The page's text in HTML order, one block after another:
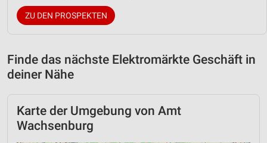
ZU DEN PROSPEKTEN
Finde das nächste Elektromärkte Geschäft in
deiner Nähe
Karte der Umgebung von Amt
Wachsenburg